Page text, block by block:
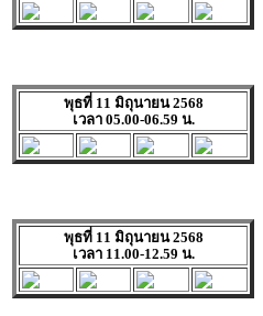
พุธที่ 11 มิถุนายน 2568
เวลา 05.00-06.59 น.
พุธที่ 11 มิถุนายน 2568
เวลา 11.00-12.59 น.